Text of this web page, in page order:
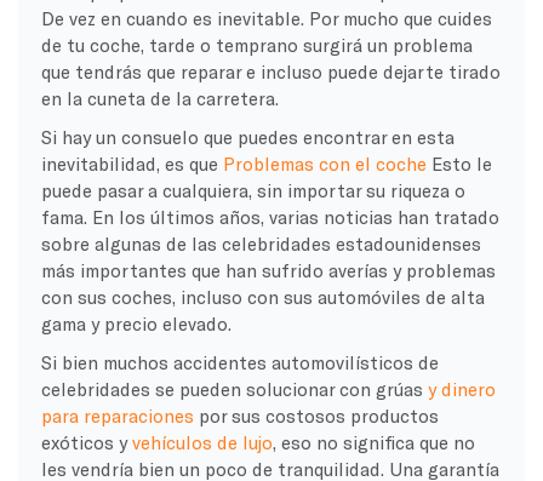
De vez en cuando es inevitable. Por mucho que cuides
de tu coche, tarde o temprano surgirá un problema
que tendrás que reparar e incluso puede dejarte tirado
en la cuneta de la carretera.
Si hay un consuelo que puedes encontrar en esta
inevitabilidad, es que Problemas con el coche Esto le
puede pasar a cualquiera, sin importar su riqueza o
fama. En los últimos años, varias noticias han tratado
sobre algunas de las celebridades estadounidenses
más importantes que han sufrido averías y problemas
con sus coches, incluso con sus automóviles de alta
gama y precio elevado.
Si bien muchos accidentes automovilísticos de
celebridades se pueden solucionar con grúas y dinero
para reparaciones por sus costosos productos
exóticos yvehículos de lujo , eso no significa que no
les vendría bien un poco de tranquilidad. Una garantía